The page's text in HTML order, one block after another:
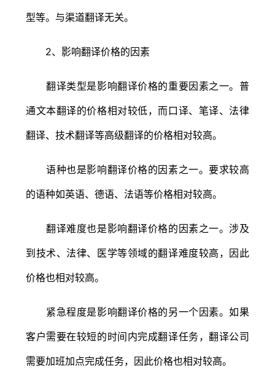
型等。与渠道翻译无关。
2、影响翻译价格的因素
翻译类型是影响翻译价格的重要因素之一。普
通文本翻译的价格相对较低，而口译、笔译、法律
翻译、技术翻译等高级翻译的价格相对较高。
语种也是影响翻译价格的因素之一。要求较高
的语种如英语、德语、法语等价格相对较高。
翻译难度也是影响翻译价格的因素之一。涉及
到技术、法律、医学等领域的翻译难度较高，因此
价格也相对较高。
紧急程度是影响翻译价格的另一个因素。如果
客户需要在较短的时间内完成翻译任务，翻译公司
需要加班加点完成任务，因此价格也相对较高。